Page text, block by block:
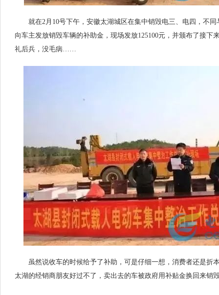
就在2月10号下午，安徽太湖城区在集中销毁电三、电四，不同
向车主发放销毁车辆的补助金，现场发放125100元，并颁布了接下
礼后兵，没毛病……
虽然说收车的时候给予了补助，可是仔细一想，消费者还是折
太湖的经销商朋友好过不了，卖出去的车被政府用补贴金换回来